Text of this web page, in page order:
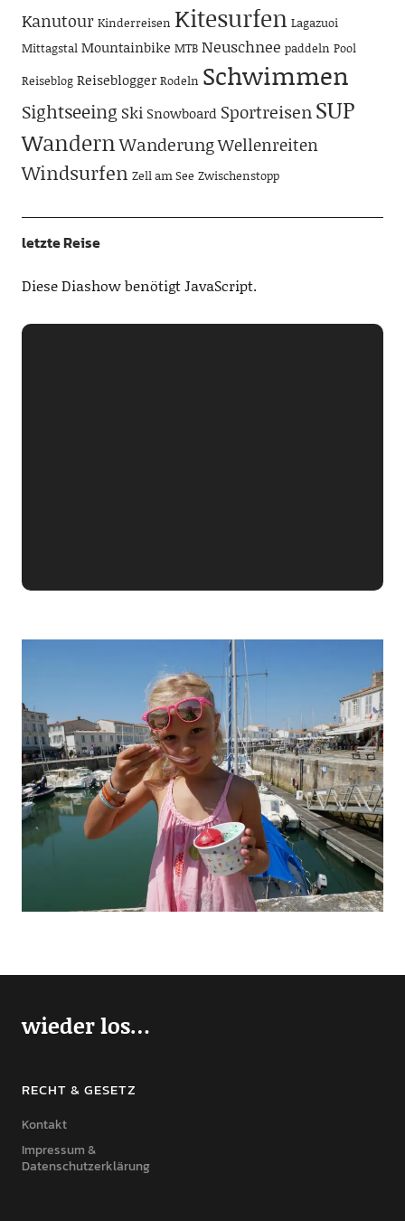
Kanutour Kinderreisen Kitesurfen Lagazuoi
Mittagstal Mountainbike MTB Neuschnee paddeln Pool
Reiseblog Reiseblogger Rodeln Schwimmen
Sightseeing Ski Snowboard SportreisenSUP
WandernWanderungWellenreiten
Windsurfen Zell am See Zwischenstopp
letzte Reise
Diese Diashow benötigt JavaScript.
wieder los…
RECHT & GESETZ
Kontakt
Impressum &
Datenschutzerklärung